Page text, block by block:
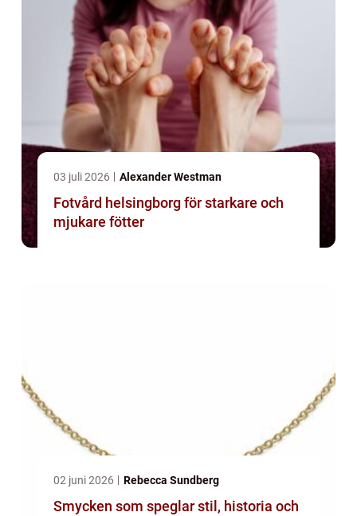
03 juli 2026 Alexander Westman
Fotvård helsingborg för starkare och
mjukare fötter
02 juni 2026 Rebecca Sundberg
Smycken som speglar stil, historia och